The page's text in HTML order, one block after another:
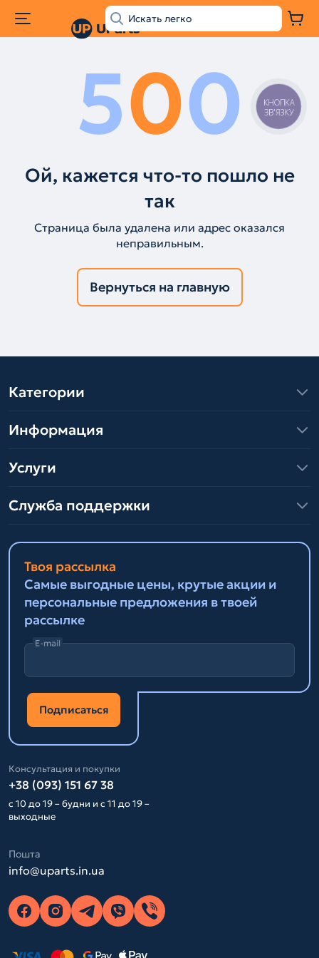
500
Ой, кажется что-то пошло не
так
Страница была удалена или адрес оказался
неправильным.
Вернуться на главную
Категории
Информация
Услуги
Служба поддержки
Твоя рассылка
Самые выгодные цены, крутые акции и
персональные предложения в твоей
рассылке
E-mail
Подписаться
Консультация и покупки
+38 (093) 151 67 38
с 10 до 19 – будни и с 11 до 19 –
выходные
Пошта
info@uparts.in.ua
КНОПКА
ЗВ'ЯЗКУ